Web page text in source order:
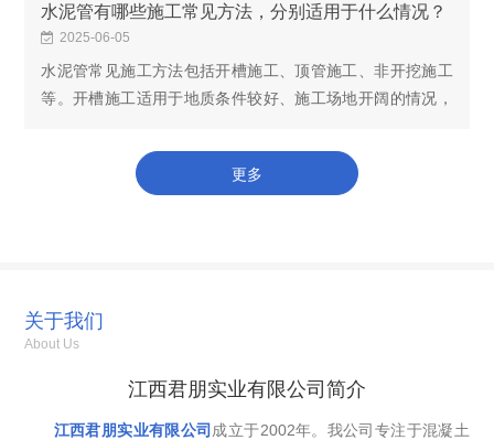
水泥管有哪些施工常见方法，分别适用于什么情况？
2025-06-05
水泥管常见施工方法包括开槽施工、顶管施工、非开挖施工
等。开槽施工适用于地质条件较好、施工场地开阔的情况，
制安装精度，但对周边环境影响较大，恢复地...
更多
关于我们
About Us
江西君朋实业有限公司简介
江西君朋实业有限公司 成立于2002年。我公司专注于混凝土